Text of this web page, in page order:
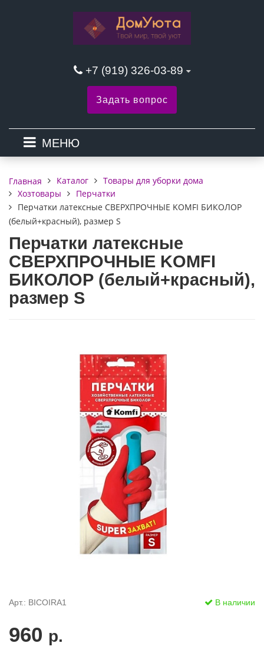
+7 (919) 326-03-89
Задать вопрос
МЕНЮ
Главная Каталог
Товары для уборки дома
Хозтовары
Перчатки
Перчатки латексные СВЕРХПРОЧНЫЕ KOMFI БИКОЛОР
(белый+красный), размер S
Перчатки латексные
СВЕРХПРОЧНЫЕ KOMFI
БИКОЛОР (белый+красный),
размер S
Арт.: BICOIRA1 В наличии
960 р.